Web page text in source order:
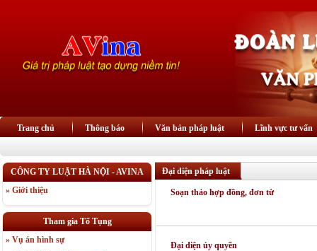
Trang chủ Thông báo Văn bản pháp luật Lĩnh vực tư vấn
CÔNG TY LUẬT HÀ NỘI - AVINA
» Giới thiệu
Tham gia Tố Tụng
» Vụ án hình sự
Đại diện pháp luật
Soạn thảo hợp đồng, đơn từ
Đại diện ủy quyền